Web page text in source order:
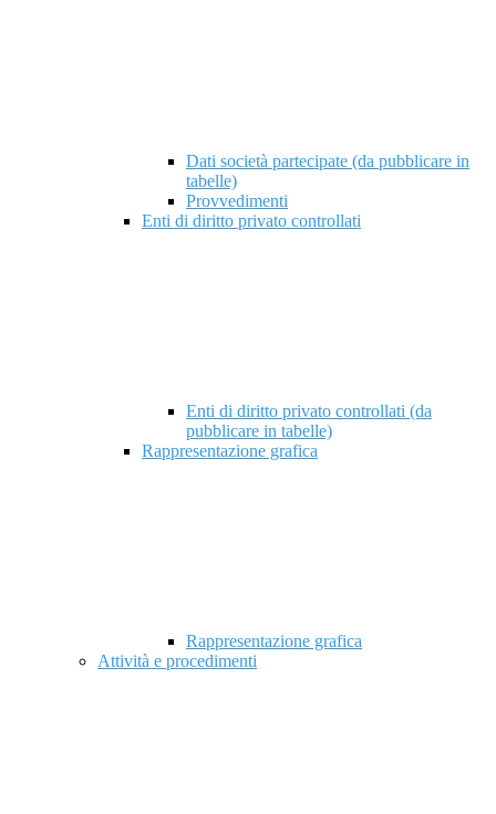
Dati società partecipate (da pubblicare in
tabelle)
Provvedimenti
Enti di diritto privato controllati
Enti di diritto privato controllati (da
pubblicare in tabelle)
Rappresentazione grafica
Rappresentazione grafica
Attività e procedimenti